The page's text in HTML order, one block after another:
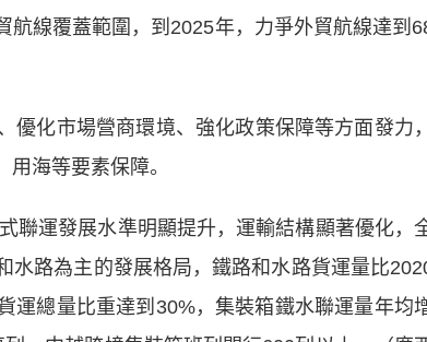
線覆蓋範圍，到2025年，力爭外貿航線達到
化市場營商環境、強化政策保障等方面發力，
海等要素保障。
運發展水準明顯提升，運輸結構顯著優化，
水路為主的發展格局，鐵路和水路貨運量比
運總量比重達到30%，集裝箱鐵水聯運量年均